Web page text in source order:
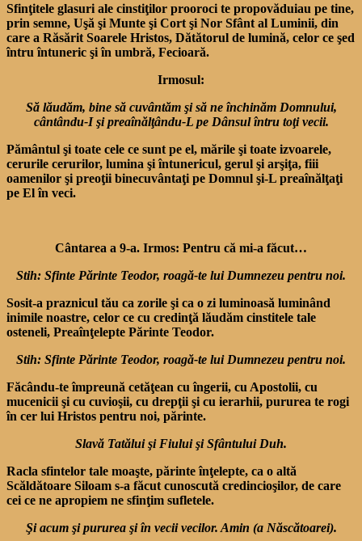
Sfinţitele glasuri ale cinstiţilor prooroci te propovăduiau pe tine,
prin semne, Uşă şi Munte şi Cort şi Nor Sfânt al Luminii, din
care a Răsărit Soarele Hristos, Dătătorul de lumină, celor ce şed
întru întuneric şi în umbră, Fecioară.
Irmosul:
Să lăudăm, bine să cuvântăm şi să ne închinăm Domnului,
cântându-I şi preaînălţându-L pe Dânsul întru toţi vecii.
Pământul şi toate cele ce sunt pe el, mările şi toate izvoarele,
cerurile cerurilor, lumina şi întunericul, gerul şi arşiţa, fiii
oamenilor şi preoţii binecuvântaţi pe Domnul şi-L preaînălţaţi
pe El în veci.
Cântarea a 9-a. Irmos: Pentru că mi-a făcut…
Stih: Sfinte Părinte Teodor, roagă-te lui Dumnezeu pentru noi.
Sosit-a praznicul tău ca zorile şi ca o zi luminoasă luminând
inimile noastre, celor ce cu credinţă lăudăm cinstitele tale
osteneli, Preaînţelepte Părinte Teodor.
Stih: Sfinte Părinte Teodor, roagă-te lui Dumnezeu pentru noi.
Făcându-te împreună cetăţean cu îngerii, cu Apostolii, cu
mucenicii şi cu cuvioşii, cu drepţii şi cu ierarhii, pururea te rogi
în cer lui Hristos pentru noi, părinte.
Slavă Tatălui şi Fiului şi Sfântului Duh.
Racla sfintelor tale moaşte, părinte înţelepte, ca o altă
Scăldătoare Siloam s-a făcut cunoscută credincioşilor, de care
cei ce ne apropiem ne sfinţim sufletele.
Şi acum şi pururea şi în vecii vecilor. Amin (a Născătoarei).